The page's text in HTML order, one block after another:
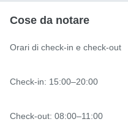
Cose da notare
Orari di check-in e check-out
Check-in: 15:00–20:00
Check-out: 08:00–11:00